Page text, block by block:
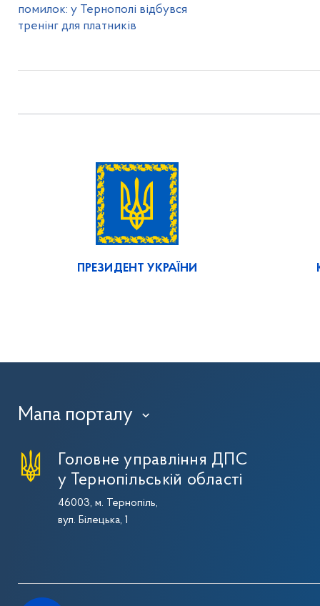
помилок: у Тернополі відбувся
тренінг для платників
ПРЕЗИДЕНТ УКРАЇНИ
Мапа порталу ›
Головне управління ДПС
у Тернопільській області
46003, м. Тернопіль,
вул. Білецька, 1